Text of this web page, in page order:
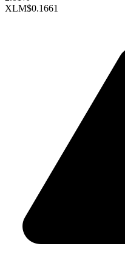
XLM$0.1661